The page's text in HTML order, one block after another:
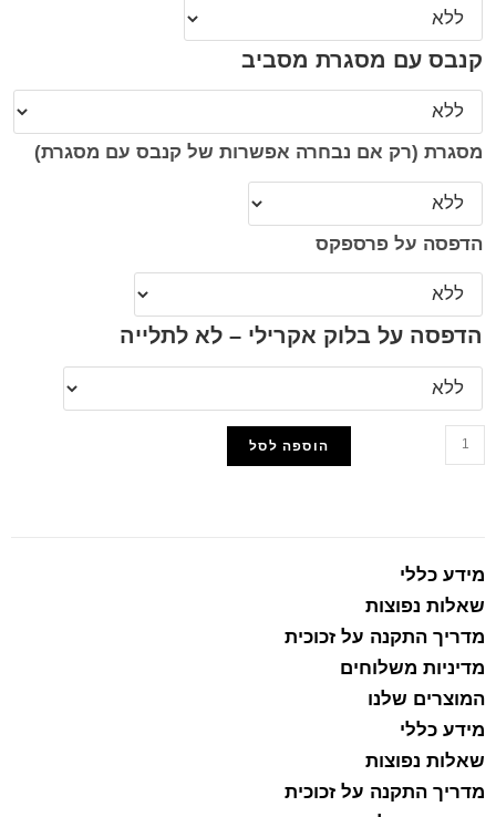
קנבס עם מסגרת מסביב
מסגרת (רק אם נבחרה אפשרות של קנבס עם מסגרת)
הדפסה על פרספקס
הדפסה על בלוק אקרילי – לא לתלייה
הוספה לסל
מידע כללי
שאלות נפוצות
מדריך התקנה על זכוכית
מדיניות משלוחים
המוצרים שלנו
מידע כללי
שאלות נפוצות
מדריך התקנה על זכוכית